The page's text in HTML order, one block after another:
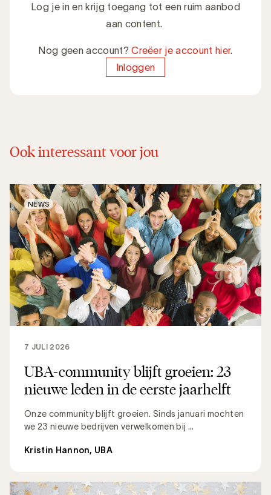
Log je in en krijg toegang tot een ruim aanbod
aan content.
Nog geen account?Creëer je account hier.
Inloggen
Ook interessant voor jou
UBA-community blijft groeien: 23
nieuwe leden in de eerste jaarhelft
Onze community blijft groeien. Sinds januari mochten
we 23 nieuwe bedrijven verwelkomen bij ...
7 JULI 2026
Kristin Hannon, UBA
NEWS